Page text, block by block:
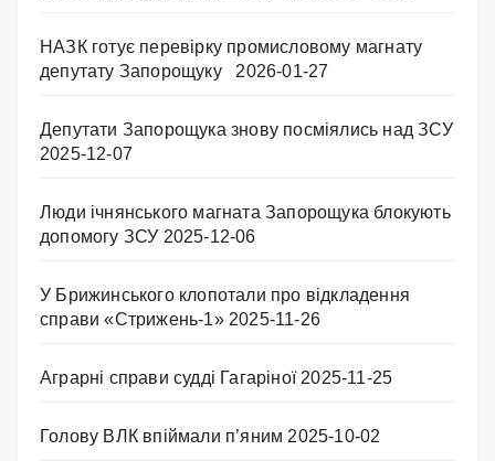
НАЗК готує перевірку промисловому магнату
депутату Запорощуку
2026-01-27
Депутати Запорощука знову посміялись над ЗСУ
2025-12-07
Люди ічнянського магната Запорощука блокують
допомогу ЗСУ 2025-12-06
У Брижинського клопотали про відкладення
справи «Стрижень-1» 2025-11-26
Аграрні справи судді Гагаріної 2025-11-25
Голову ВЛК впіймали п’яним 2025-10-02